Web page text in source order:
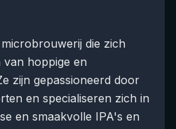
die zich
hoppige en
zijn gepassioneerd door
en specialiseren zich in
en smaakvolle IPA's en